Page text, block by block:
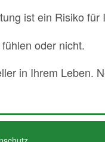
ist ein Risiko für
oder nicht.
in Ihrem Leben.